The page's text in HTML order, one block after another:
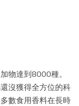
物達到8000種。
沒獲得全方位的科
數食用香料在長時